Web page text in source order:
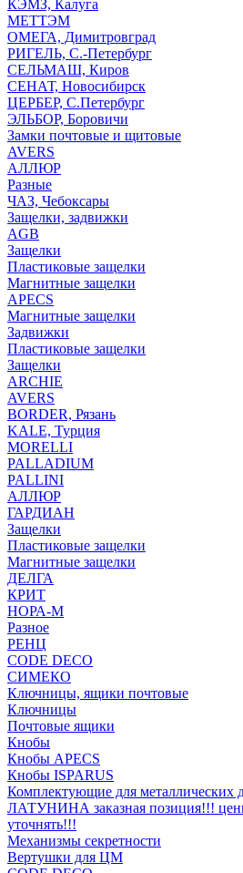
КЭМЗ, Калуга
МЕТТЭМ
ОМЕГА, Димитровград
РИГЕЛЬ, С.-Петербург
СЕЛЬМАШ, Киров
СЕНАТ, Новосибирск
ЦЕРБЕР, С.Петербург
ЭЛЬБОР, Боровичи
Замки почтовые и щитовые
AVERS
АЛЛЮР
Разные
ЧАЗ, Чебоксары
Защелки, задвижки
AGB
Защелки
Пластиковые защелки
Магнитные защелки
APECS
Магнитные защелки
Задвижки
Пластиковые защелки
Защелки
ARCHIE
AVERS
BORDER, Рязань
KALE, Турция
MORELLI
PALLADIUM
PALLINI
АЛЛЮР
ГАРДИАН
Защелки
Пластиковые защелки
Магнитные защелки
ДЕЛГА
КРИТ
НОРА-М
Разное
РЕНЦ
СODE DECO
СИМЕКО
Ключницы, ящики почтовые
Ключницы
Почтовые ящики
Кнобы
Кнобы APECS
Кнобы ISPARUS
Комплектующие для металлических
ЛАТУНИНА заказная позиция!!!
уточнять!!!
Механизмы секретности
Вертушки для ЦМ